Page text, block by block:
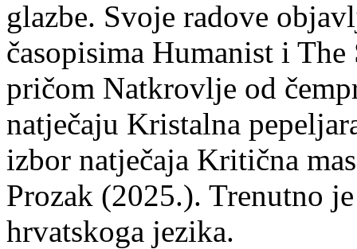
glazbe. Svoje radove
časopisima Humanist i
pričom Natkrovlje od
natječaju Kristalna
izbor natječaja Kritična
Prozak (2025.). Trenutno
hrvatskoga jezika.